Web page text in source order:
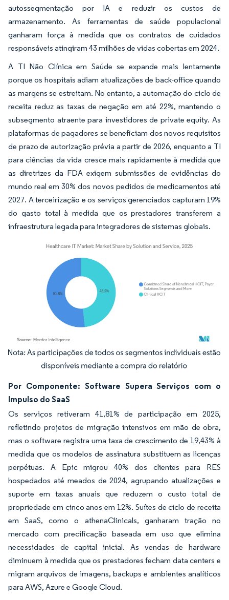
autossegmentação por IA e reduzir os custos de
armazenamento. As ferramentas de saúde populacional
ganharam força à medida que os contratos de cuidados
responsáveis atingiram 43 milhões de vidas cobertas em 2024.
A TI Não Clínica em Saúde se expande mais lentamente
porque os hospitais adiam atualizações de back-office quando
as margens se estreitam. No entanto, a automação do ciclo de
receita reduz as taxas de negação em até 22%, mantendo o
subsegmento atraente para investidores de private equity. As
plataformas de pagadores se beneficiam dos novos requisitos
de prazo de autorização prévia a partir de 2026, enquanto a TI
para ciências da vida cresce mais rapidamente à medida que
as diretrizes da FDA exigem submissões de evidências do
mundo real em 30% dos novos pedidos de medicamentos até
2027. A terceirização e os serviços gerenciados capturam 19%
do gasto total à medida que os prestadores transferem a
infraestrutura legada para integradores de sistemas globais.
Imagem © Mordor Intelligence. O reuso requer atribuição conforme CC BY 4.0.
Por Componente: Software Supera Serviços com o
Impulso do SaaS
Os serviços retiveram 41,81% de participação em 2025,
refletindo projetos de migração intensivos em mão de obra,
mas o software registra uma taxa de crescimento de 19,43% à
medida que os modelos de assinatura substituem as licenças
perpétuas. A Epic migrou 40% dos clientes para RES
hospedados até meados de 2024, agrupando atualizações e
suporte em taxas anuais que reduzem o custo total de
propriedade em cinco anos em 12%. Suítes de ciclo de receita
em SaaS, como o athenaClinicals, ganharam tração no
mercado com precificação baseada em uso que elimina
necessidades de capital inicial. As vendas de hardware
diminuem à medida que os prestadores fecham data centers e
migram arquivos de imagens, backups e ambientes analíticos
para AWS, Azure e Google Cloud.